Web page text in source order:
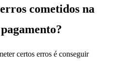
cometidos na
certos erros é conseguir